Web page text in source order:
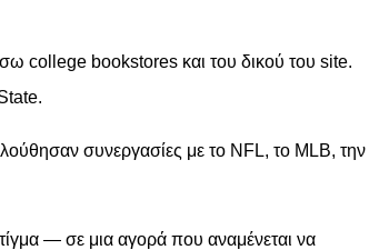
college bookstores και του δικού του site.
συνεργασίες με το NFL, το MLB, την
— σε μια αγορά που αναμένεται να